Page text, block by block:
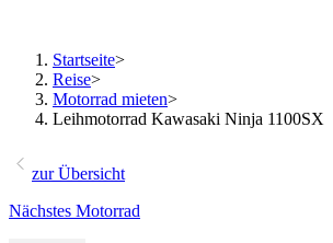
Startseite>
Reise>
Motorrad mieten>
Leihmotorrad Kawasaki Ninja 1100SX
zur Übersicht
Nächstes Motorrad